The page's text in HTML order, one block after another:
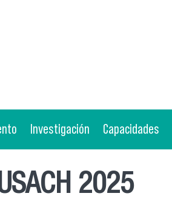
Investigación Capacidades
2025